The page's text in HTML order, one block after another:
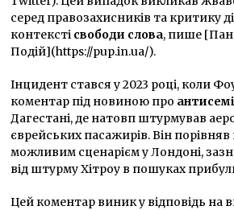
серед правозахисників та критику
контексті свободи слова, пише
Подій](https://pup.in.ua/).
Інцидент стався у 2023 році, коли
коментар під новиною про
Дагестані, де натовп штурмував
єврейських пасажирів. Він
можливим сценарієм у Лондоні,
від штурму Хітроу в пошуках
Цей коментар виник у відповідь на